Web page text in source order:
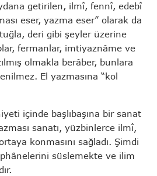
getirilen, ilmî, fennî, edebî
eser, yazma eser” olarak da
deri gibi şeyler üzerine
fermanlar, imtiyaznâme ve
olmakla berâber, bunlara
El yazmasına “kol
içinde başlıbaşına bir sanat
sanatı, yüzbinlerce ilmî,
konmasını sağladı. Şimdi
süslemekte ve ilim